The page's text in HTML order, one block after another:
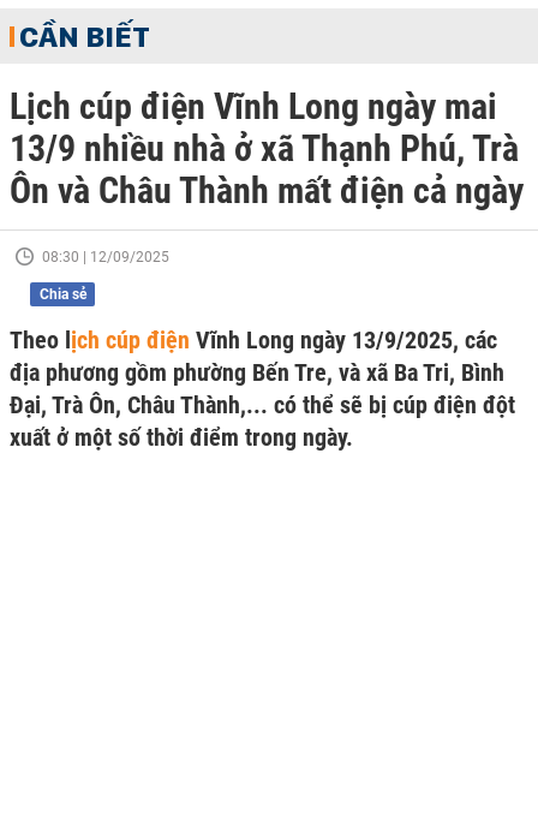
CẦN BIẾT
Lịch cúp điện Vĩnh Long ngày mai
13/9 nhiều nhà ở xã Thạnh Phú, Trà
Ôn và Châu Thành mất điện cả ngày
08:30 | 12/09/2025
Chia sẻ
Theo lịch cúp điện Vĩnh Long ngày 13/9/2025, các
địa phương gồm phường Bến Tre, và xã Ba Tri, Bình
Đại, Trà Ôn, Châu Thành,... có thể sẽ bị cúp điện đột
xuất ở một số thời điểm trong ngày.